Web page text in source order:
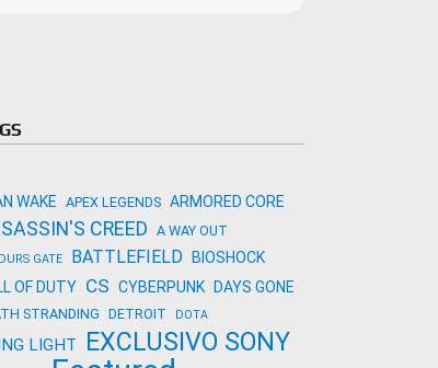
WAKE APEX LEGENDS ARMORED CORE
CREED A WAY OUT
GATE BATTLEFIELD
BIOSHOCK
OF DUTY CS CYBERPUNK DAYS GONE
STRANDING DETROIT DOTA
LIGHT EXCLUSIVO SONY